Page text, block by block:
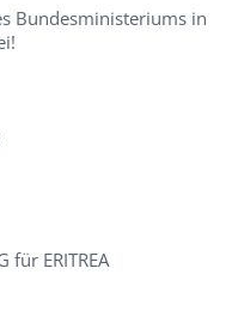
Bundesministeriums in
für ERITREA